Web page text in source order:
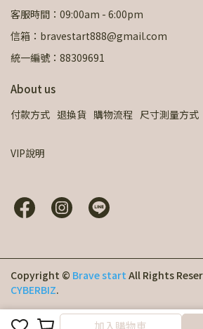
加入購物車
客服時間：09:00am - 6:00pm
信箱：bravestart888@gmail.com
統一編號：88309691
About us
付款方式 退換貨 購物流程 尺寸測量方式
VIP說明
Copyright © Brave start All Rights
CYBERBIZ.